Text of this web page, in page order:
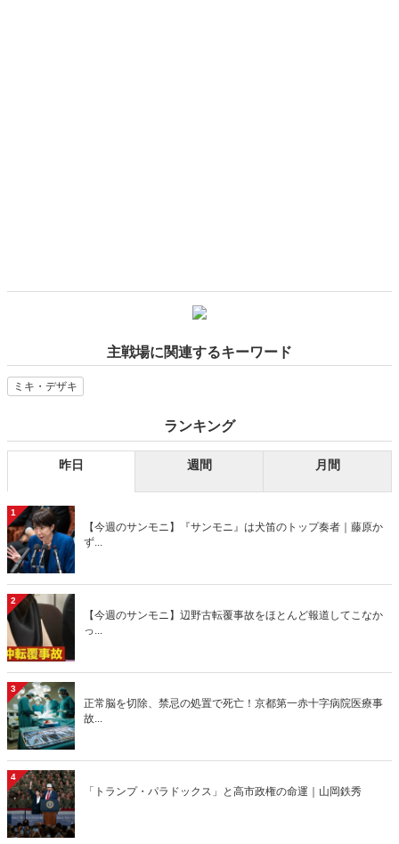
主戦場に関連するキーワード
ミキ・デザキ
ランキング
昨日 週間 月間
1
【今週のサンモニ】『サンモニ』は犬笛のトップ奏者｜藤原か
ず...
2
【今週のサンモニ】辺野古転覆事故をほとんど報道してこなか
っ...
3
正常脳を切除、禁忌の処置で死亡！京都第一赤十字病院医療事
故...
4
「トランプ・パラドックス」と高市政権の命運｜山岡鉄秀